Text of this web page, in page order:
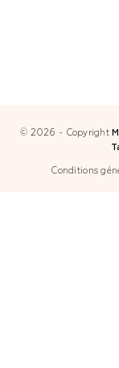
© 2026 - Copyright
Conditions